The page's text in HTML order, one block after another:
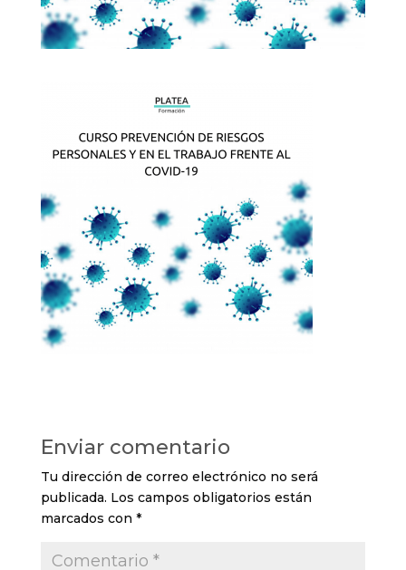
Enviar comentario
Tu dirección de correo electrónico no será
publicada. Los campos obligatorios están
marcados con *